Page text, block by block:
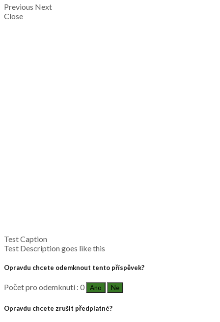
Previous Next
Close
Test Caption
Test Description goes like this
Opravdu chcete odemknout tento příspěvek?
Počet pro odemknutí : 0 Ano Ne
Opravdu chcete zrušit předplatné?